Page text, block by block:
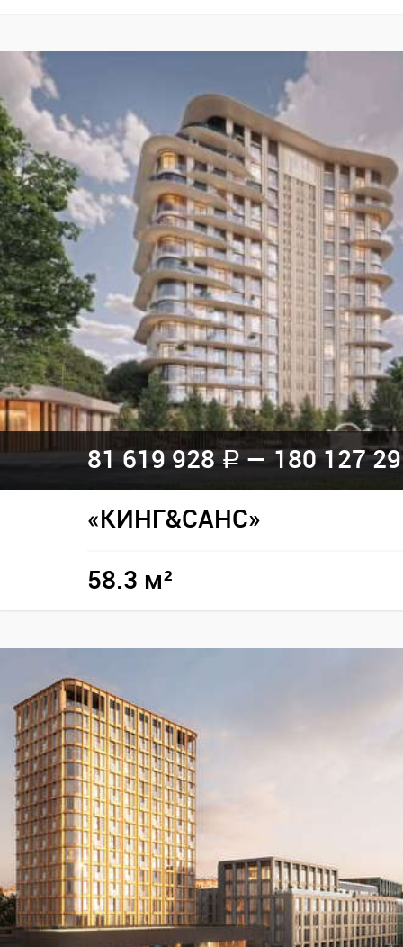
81 619 928a— 180 127
«КИНГ&САНС»
58.3 м²